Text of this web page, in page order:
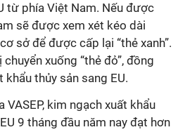
từ phía Việt Nam. Nếu được
sẽ được xem xét kéo dài
sở để được cấp lại “thẻ xanh”.
xuống “thẻ đỏ”, đồng
thủy sản sang EU.
kim ngạch xuất khẩu
9 tháng đầu năm nay đạt hơn